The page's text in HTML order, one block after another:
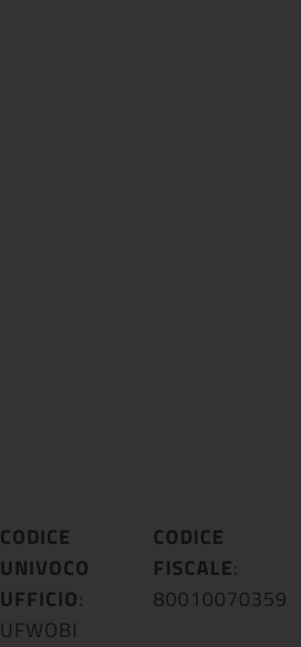
:
CODICE
UNIVOCO
UFFICIO:
UFWOBI
CODICE
FISCALE:
80010070359